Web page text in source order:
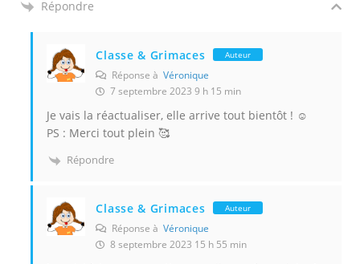
Répondre
Classe & Grimaces Auteur
Réponse àVéronique
7 septembre 2023 9 h 15 min
Je vais la réactualiser, elle arrive tout bientôt ! ☺️
PS : Merci tout plein 🥰
Répondre
Classe & Grimaces Auteur
Réponse àVéronique
8 septembre 2023 15 h 55 min